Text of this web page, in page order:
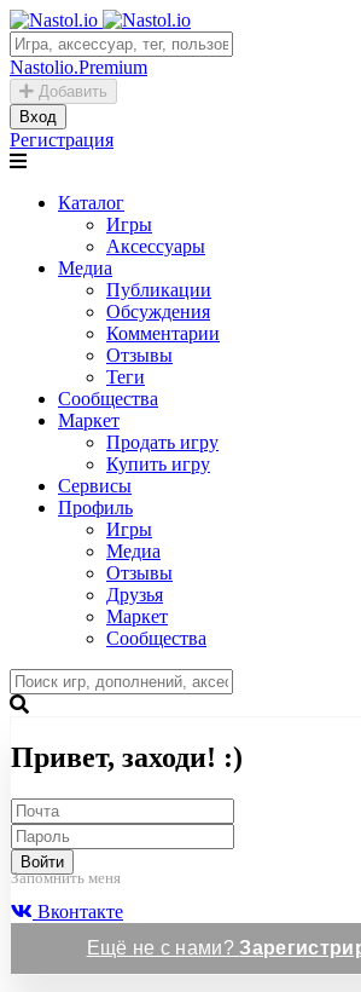
Nastolio.Premium
Добавить
Вход
Регистрация
Каталог
Игры
Аксессуары
Медиа
Публикации
Обсуждения
Комментарии
Отзывы
Теги
Сообщества
Маркет
Продать игру
Купить игру
Сервисы
Профиль
Игры
Медиа
Отзывы
Друзья
Маркет
Сообщества
Привет, заходи! :)
Войти
Запомнить меня
Вконтакте
Ещё не с нами?